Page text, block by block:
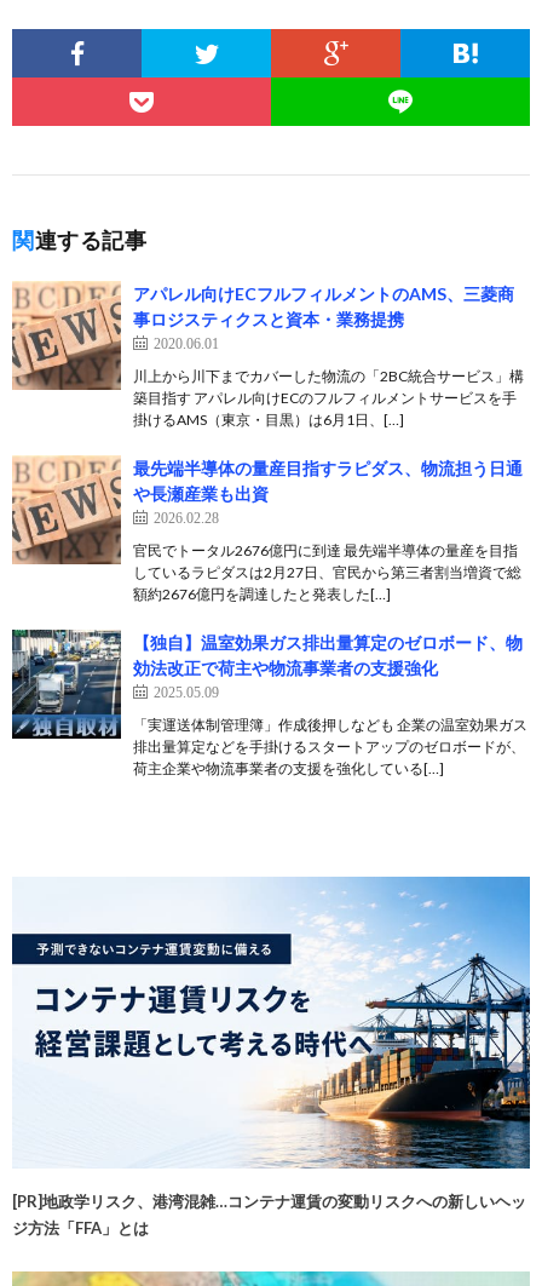
関連する記事
アパレル向けECフルフィルメントのAMS、三菱商
事ロジスティクスと資本・業務提携
2020.06.01
川上から川下までカバーした物流の「2BC統合サービス」構
築目指す アパレル向けECのフルフィルメントサービスを手
掛けるAMS（東京・目黒）は6月1日、[…]
最先端半導体の量産目指すラピダス、物流担う日通
や長瀬産業も出資
2026.02.28
官民でトータル2676億円に到達 最先端半導体の量産を目指
しているラピダスは2月27日、官民から第三者割当増資で総
額約2676億円を調達したと発表した[…]
【独自】温室効果ガス排出量算定のゼロボード、物
効法改正で荷主や物流事業者の支援強化
2025.05.09
「実運送体制管理簿」作成後押しなども 企業の温室効果ガス
排出量算定などを手掛けるスタートアップのゼロボードが、
荷主企業や物流事業者の支援を強化している[…]
[PR]地政学リスク、港湾混雑…コンテナ運賃の変動リスクへの新しいヘッ
ジ方法「FFA」とは